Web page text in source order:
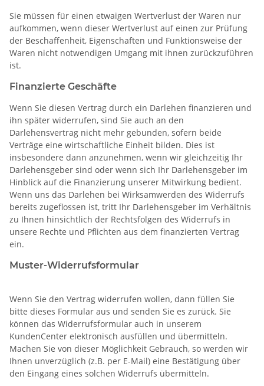
Sie müssen für einen etwaigen Wertverlust der Waren nur
aufkommen, wenn dieser Wertverlust auf einen zur Prüfung
der Beschaffenheit, Eigenschaften und Funktionsweise der
Waren nicht notwendigen Umgang mit ihnen zurückzuführen
ist.
Finanzierte Geschäfte
Wenn Sie diesen Vertrag durch ein Darlehen finanzieren und
ihn später widerrufen, sind Sie auch an den
Darlehensvertrag nicht mehr gebunden, sofern beide
Verträge eine wirtschaftliche Einheit bilden. Dies ist
insbesondere dann anzunehmen, wenn wir gleichzeitig Ihr
Darlehensgeber sind oder wenn sich Ihr Darlehensgeber im
Hinblick auf die Finanzierung unserer Mitwirkung bedient.
Wenn uns das Darlehen bei Wirksamwerden des Widerrufs
bereits zugeflossen ist, tritt Ihr Darlehensgeber im Verhältnis
zu Ihnen hinsichtlich der Rechtsfolgen des Widerrufs in
unsere Rechte und Pflichten aus dem finanzierten Vertrag
ein.
Muster-Widerrufsformular
Wenn Sie den Vertrag widerrufen wollen, dann füllen Sie
bitte dieses Formular aus und senden Sie es zurück. Sie
können das Widerrufsformular auch in unserem
KundenCenter elektronisch ausfüllen und übermitteln.
Machen Sie von dieser Möglichkeit Gebrauch, so werden wir
Ihnen unverzüglich (z.B. per E-Mail) eine Bestätigung über
den Eingang eines solchen Widerrufs übermitteln.